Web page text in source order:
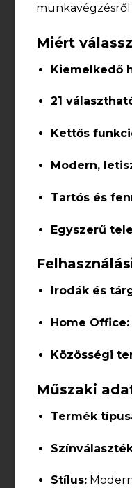
munkavégzésről
Miért
Kiemelkedő
21
Kettős
Modern,
Tartós és
Egyszerű
Irodák és
Home Office:
Közösségi
Műszaki
Termék
Stílus: